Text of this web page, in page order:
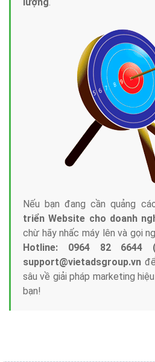
Nếu bạn đang cần quảng
triển Website cho doanh
chừ hãy nhấc máy lên và gọi
Hotline: 0964 82 6644
support@vietadsgroup.vn
sâu về giải pháp marketing
bạn!